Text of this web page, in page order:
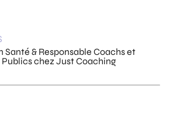
Santé & Responsable Coachs et
chez Just Coaching